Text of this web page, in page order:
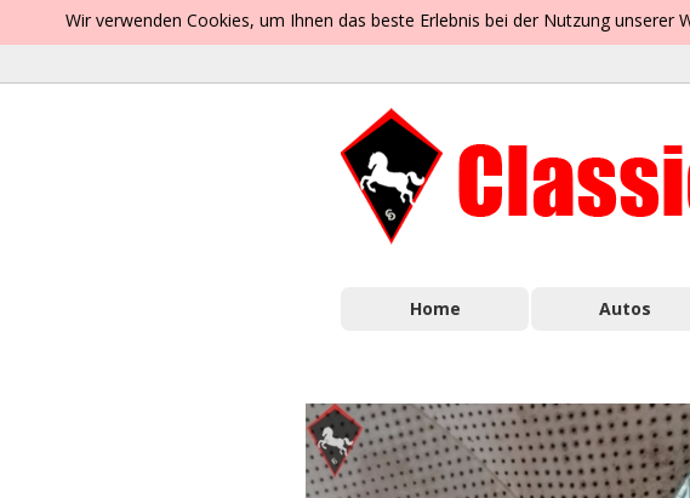
Wir verwenden Cookies, um Ihnen das beste Erlebnis bei der Nutzung
Home Autos